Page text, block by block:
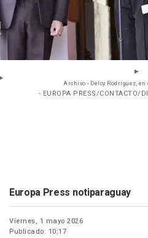
Archivo - Delcy Rodríguez,
- EUROPA PRESS/CONTACTO/
Europa Press notiparaguay
Viernes, 1 mayo 2026
Publicado: 10:17